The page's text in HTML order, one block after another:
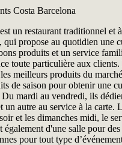
Costa Barcelona
un restaurant traditionnel et
qui propose au quotidien une
produits et un service
toute particulière aux
meilleurs produits du
de saison pour obtenir une
mardi au vendredi, ils
un autre au service à la carte.
et les dimanches midi, le
également d'une salle pour
pour tout type